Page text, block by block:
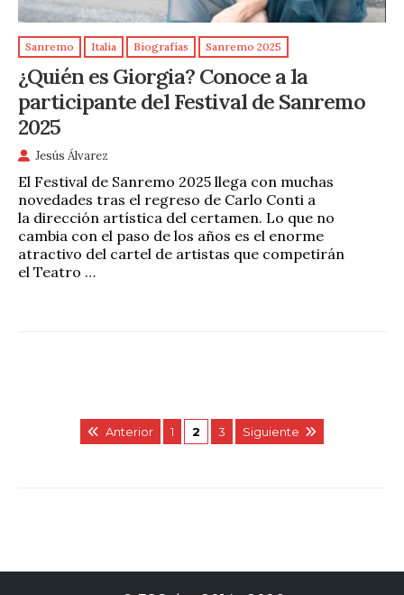
Sanremo Italia Biografías Sanremo 2025
¿Quién es Giorgia? Conoce a la
participante del Festival de Sanremo
2025
Jesús Álvarez
El Festival de Sanremo 2025 llega con muchas
novedades tras el regreso de Carlo Conti a
la dirección artística del certamen. Lo que no
cambia con el paso de los años es el enorme
atractivo del cartel de artistas que competirán
el Teatro …
Anterior 1 2 3 Siguiente